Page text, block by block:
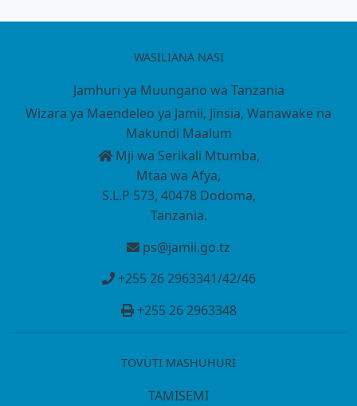
WASILIANA NASI
Jamhuri ya Muungano wa Tanzania
Wizara ya Maendeleo ya Jamii, Jinsia, Wanawake na
Makundi Maalum
Mji wa Serikali Mtumba,
Mtaa wa Afya,
S.L.P 573, 40478 Dodoma,
Tanzania.
ps@jamii.go.tz
+255 26 2963341/42/46
+255 26 2963348
TOVUTI MASHUHURI
TAMISEMI